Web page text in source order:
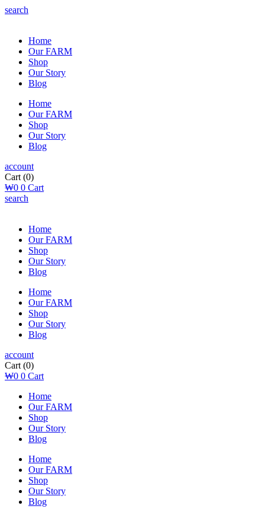
search
Home
Our FARM
Shop
Our Story
Blog
Home
Our FARM
Shop
Our Story
Blog
account
Cart (0)
₩0 0 Cart
search
Home
Our FARM
Shop
Our Story
Blog
Home
Our FARM
Shop
Our Story
Blog
account
Cart (0)
₩0 0 Cart
Home
Our FARM
Shop
Our Story
Blog
Home
Our FARM
Shop
Our Story
Blog